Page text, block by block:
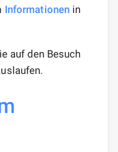
Informationen in
auf den Besuch